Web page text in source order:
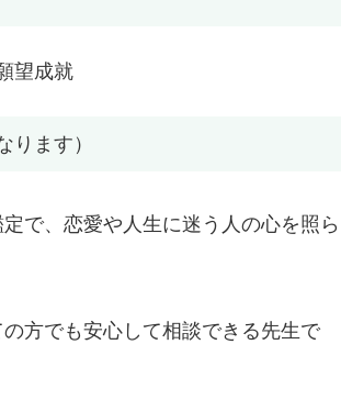
望成就
ます）
で、恋愛や人生に迷う人の心を照ら
方でも安心して相談できる先生で